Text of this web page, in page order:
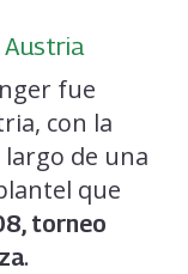
fue
con la
largo de una
que
torneo
.